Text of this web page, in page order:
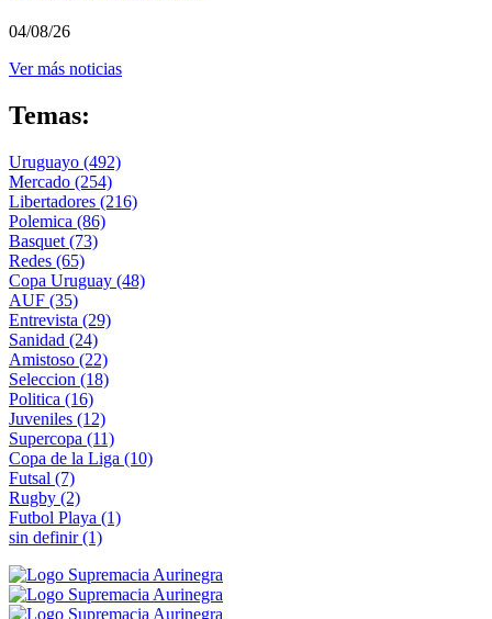
04/08/26
Ver más noticias
Temas:
Uruguayo (492)
Mercado (254)
Libertadores (216)
Polemica (86)
Basquet (73)
Redes (65)
Copa Uruguay (48)
AUF (35)
Entrevista (29)
Sanidad (24)
Amistoso (22)
Seleccion (18)
Politica (16)
Juveniles (12)
Supercopa (11)
Copa de la Liga (10)
Futsal (7)
Rugby (2)
Futbol Playa (1)
sin definir(1)